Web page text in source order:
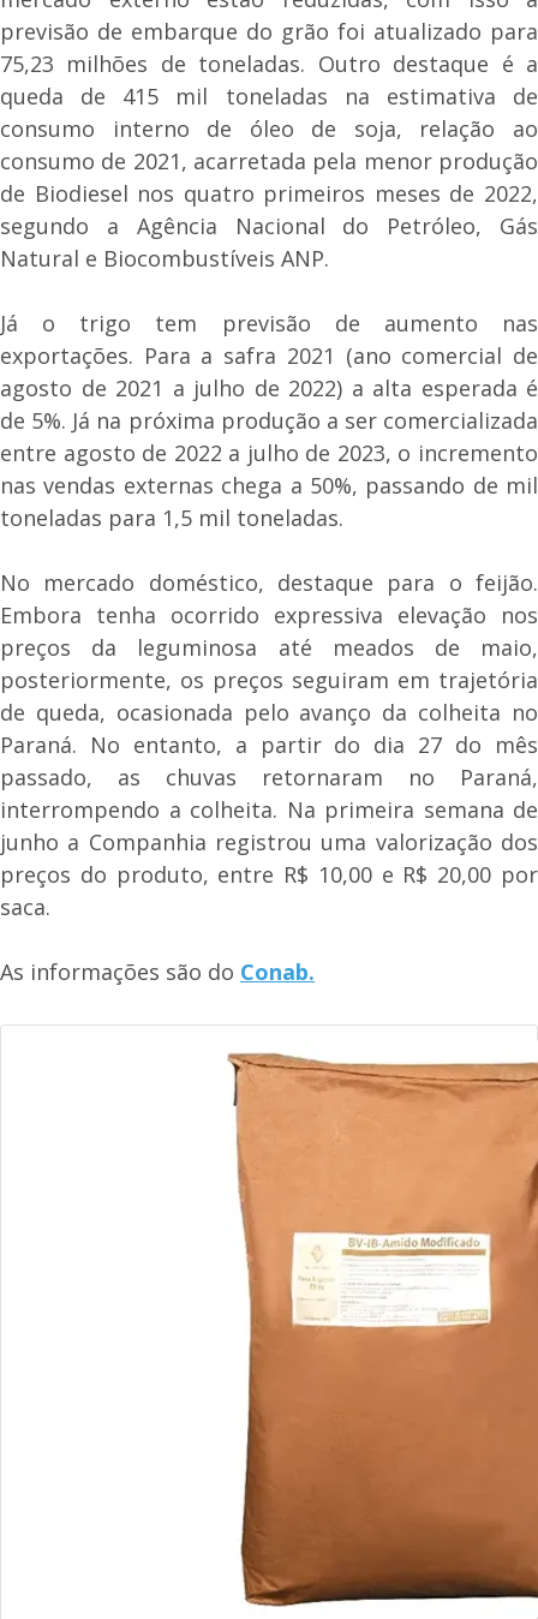
previsão de embarque do grão foi atualizado para
75,23 milhões de toneladas. Outro destaque é a
queda de 415 mil toneladas na estimativa de
consumo interno de óleo de soja, relação ao
consumo de 2021, acarretada pela menor produção
de Biodiesel nos quatro primeiros meses de 2022,
segundo a Agência Nacional do Petróleo, Gás
Natural e Biocombustíveis ANP.
Já o trigo tem previsão de aumento nas
exportações. Para a safra 2021 (ano comercial de
agosto de 2021 a julho de 2022) a alta esperada é
de 5%. Já na próxima produção a ser comercializada
entre agosto de 2022 a julho de 2023, o incremento
nas vendas externas chega a 50%, passando de mil
toneladas para 1,5 mil toneladas.
No mercado doméstico, destaque para o feijão.
Embora tenha ocorrido expressiva elevação nos
preços da leguminosa até meados de maio,
posteriormente, os preços seguiram em trajetória
de queda, ocasionada pelo avanço da colheita no
Paraná. No entanto, a partir do dia 27 do mês
passado, as chuvas retornaram no Paraná,
interrompendo a colheita. Na primeira semana de
junho a Companhia registrou uma valorização dos
preços do produto, entre R$ 10,00 e R$ 20,00 por
saca.
As informações são do Conab.